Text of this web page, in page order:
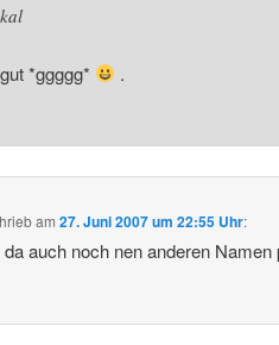
*ggggg* .
am27. Juni 2007 um 22:55 Uhr:
da auch noch nen anderen